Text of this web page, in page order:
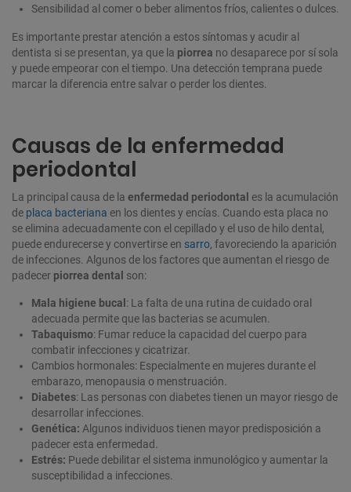
Sensibilidad al comer o beber alimentos fríos, calientes o dulces.
Es importante prestar atención a estos síntomas y acudir al
dentista si se presentan, ya que la piorrea no desaparece por sí sola
y puede empeorar con el tiempo. Una detección temprana puede
marcar la diferencia entre salvar o perder los dientes.
Causas de la enfermedad
periodontal
La principal causa de la enfermedad periodontal es la acumulación
de placa bacteriana en los dientes y encías. Cuando esta placa no
se elimina adecuadamente con el cepillado y el uso de hilo dental,
puede endurecerse y convertirse en sarro, favoreciendo la aparición
de infecciones. Algunos de los factores que aumentan el riesgo de
padecer piorrea dental son:
Mala higiene bucal : La falta de una rutina de cuidado oral
adecuada permite que las bacterias se acumulen.
Tabaquismo: Fumar reduce la capacidad del cuerpo para
combatir infecciones y cicatrizar.
Cambios hormonales: Especialmente en mujeres durante el
embarazo, menopausia o menstruación.
Diabetes: Las personas con diabetes tienen un mayor riesgo de
desarrollar infecciones.
Genética: Algunos individuos tienen mayor predisposición a
padecer esta enfermedad.
Estrés: Puede debilitar el sistema inmunológico y aumentar la
susceptibilidad a infecciones.